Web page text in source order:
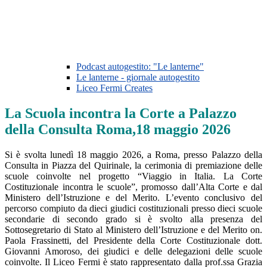
Podcast autogestito: "Le lanterne"
Le lanterne - giornale autogestito
Liceo Fermi Creates
La Scuola incontra la Corte a Palazzo
della Consulta Roma,18 maggio 2026
Si è svolta lunedì 18 maggio 2026, a Roma, presso Palazzo della
Consulta in Piazza del Quirinale, la cerimonia di premiazione delle
scuole coinvolte nel progetto “Viaggio in Italia. La Corte
Costituzionale incontra le scuole”, promosso dall’Alta Corte e dal
Ministero dell’Istruzione e del Merito. L’evento conclusivo del
percorso compiuto da dieci giudici costituzionali presso dieci scuole
secondarie di secondo grado si è svolto alla presenza del
Sottosegretario di Stato al Ministero dell’Istruzione e del Merito on.
Paola Frassinetti, del Presidente della Corte Costituzionale dott.
Giovanni Amoroso, dei giudici e delle delegazioni delle scuole
coinvolte. Il Liceo Fermi è stato rappresentato dalla prof.ssa Grazia